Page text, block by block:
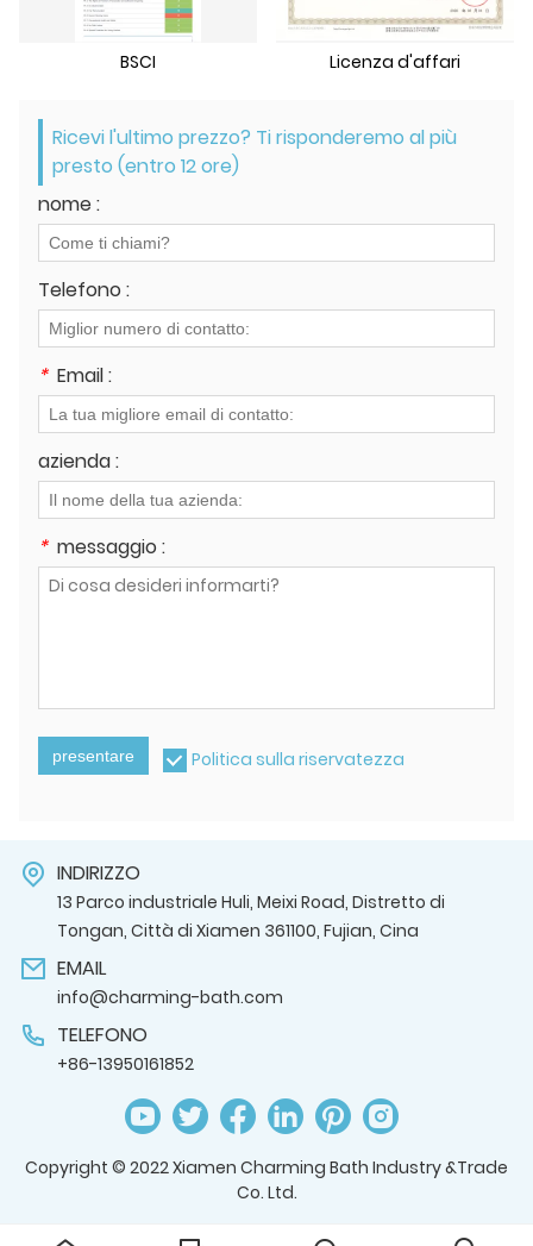
BSCI Licenza d'affari
Ricevi l'ultimo prezzo? Ti risponderemo al più
presto (entro 12 ore)
nome :
Telefono :
* Email :
azienda :
* messaggio :
presentare Politica sulla riservatezza
INDIRIZZO
13 Parco industriale Huli, Meixi Road, Distretto di
Tongan, Città di Xiamen 361100, Fujian, Cina
EMAIL
info@charming-bath.com
TELEFONO
+86-13950161852
Copyright © 2022 Xiamen Charming Bath Industry &Trade
Co. Ltd.